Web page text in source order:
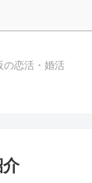
の恋活・婚活